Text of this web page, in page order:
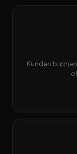
Kunden